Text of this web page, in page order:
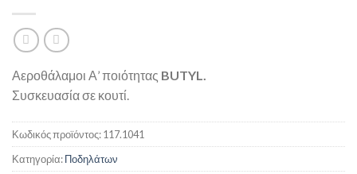
Αεροθάλαμοι Α’ ποιότητας BUTYL.
Συσκευασία σε κουτί.
Κωδικός προϊόντος:117.1041
Κατηγορία:Ποδηλάτων